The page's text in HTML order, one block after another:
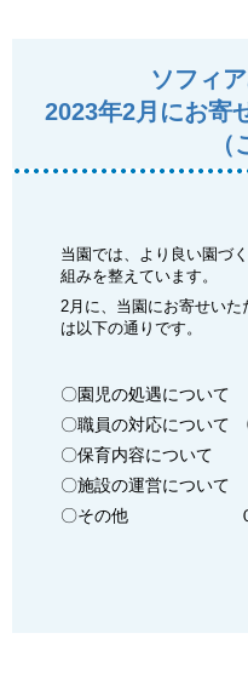
ソフィ
2023年2月にお寄
（
当園では、より良い園づ
組みを整えています。
2月に、当園にお寄せい
は以下の通りです。
〇園児の処遇について
〇職員の対応について
〇保育内容について
〇施設の運営について
〇その他 ０